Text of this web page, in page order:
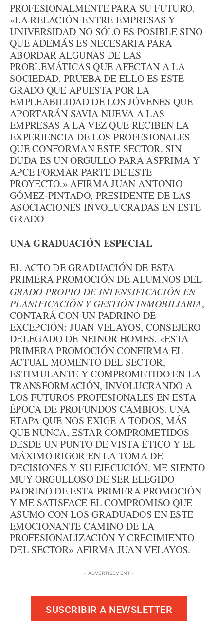
PROFESIONALMENTE PARA SU FUTURO.
«LA RELACIÓN ENTRE EMPRESAS Y
UNIVERSIDAD NO SÓLO ES POSIBLE SINO
QUE ADEMÁS ES NECESARIA PARA
ABORDAR ALGUNAS DE LAS
PROBLEMÁTICAS QUE AFECTAN A LA
SOCIEDAD. PRUEBA DE ELLO ES ESTE
GRADO QUE APUESTA POR LA
EMPLEABILIDAD DE LOS JÓVENES QUE
APORTARÁN SAVIA NUEVA A LAS
EMPRESAS A LA VEZ QUE RECIBEN LA
EXPERIENCIA DE LOS PROFESIONALES
QUE CONFORMAN ESTE SECTOR. SIN
DUDA ES UN ORGULLO PARA ASPRIMA Y
APCE FORMAR PARTE DE ESTE
PROYECTO.» AFIRMA JUAN ANTONIO
GÓMEZ-PINTADO, PRESIDENTE DE LAS
ASOCIACIONES INVOLUCRADAS EN ESTE
GRADO
UNA GRADUACIÓN ESPECIAL
EL ACTO DE GRADUACIÓN DE ESTA
PRIMERA PROMOCIÓN DE ALUMNOS DEL
GRADO PROPIO DE INTENSIFICACIÓN EN
PLANIFICACIÓN Y GESTIÓN INMOBILIARIA,
CONTARÁ CON UN PADRINO DE
EXCEPCIÓN: JUAN VELAYOS, CONSEJERO
DELEGADO DE NEINOR HOMES. «ESTA
PRIMERA PROMOCIÓN CONFIRMA EL
ACTUAL MOMENTO DEL SECTOR,
ESTIMULANTE Y COMPROMETIDO EN LA
TRANSFORMACIÓN, INVOLUCRANDO A
LOS FUTUROS PROFESIONALES EN ESTA
ÉPOCA DE PROFUNDOS CAMBIOS. UNA
ETAPA QUE NOS EXIGE A TODOS, MÁS
QUE NUNCA, ESTAR COMPROMETIDOS
DESDE UN PUNTO DE VISTA ÉTICO Y EL
MÁXIMO RIGOR EN LA TOMA DE
DECISIONES Y SU EJECUCIÓN. ME SIENTO
MUY ORGULLOSO DE SER ELEGIDO
PADRINO DE ESTA PRIMERA PROMOCIÓN
Y ME SATISFACE EL COMPROMISO QUE
ASUMO CON LOS GRADUADOS EN ESTE
EMOCIONANTE CAMINO DE LA
PROFESIONALIZACIÓN Y CRECIMIENTO
DEL SECTOR» AFIRMA JUAN VELAYOS.
- ADVERTISEMENT -
SUSCRIBIR A NEWSLETTER